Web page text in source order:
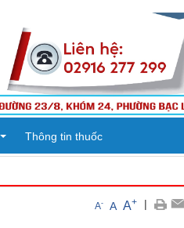
Thông tin thuốc
A- A A+ |